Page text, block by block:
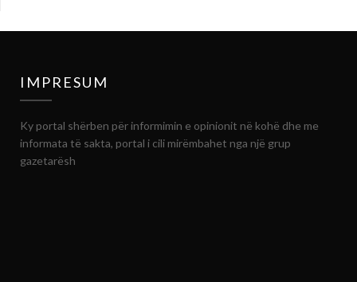
IMPRESUM
Ky portal shërben për informimin e opinionit në kohë dhe me
informata të sakta, portal i cili mirëmbahet nga një grup
gazetarësh